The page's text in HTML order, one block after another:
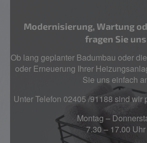
Modernisierung, Wartung
fragen Sie
Ob lang geplanter Badumbau oder
oder Erneuerung Ihrer
Sie uns einfach
Unter Telefon 02405 /91188 sind wir
Montag –
7.30 – 17.00 Uhr